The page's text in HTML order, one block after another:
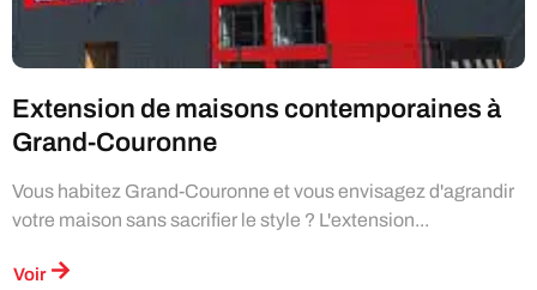
Extension de maisons contemporaines à
Grand-Couronne
Vous habitez Grand-Couronne et vous envisagez d'agrandir
votre maison sans sacrifier le style ? L'extension...
Voir